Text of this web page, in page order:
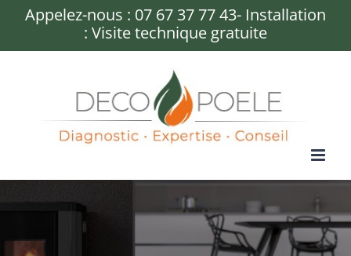
PasserAppelez-nous : 07 67 37 77 43- Installation
: Visite technique gratuite